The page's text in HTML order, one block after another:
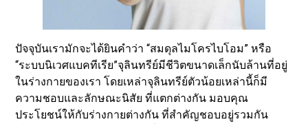
ปัจจุบันเรามักจะได้ยินคำว่า “สมดุลไมโครไบโอม” หรือ
“ระบบนิเวศแบคทีเรีย”จุลินทรีย์มีชีวิตขนาดเล็กนับล้านที่อยู่
ในร่างกายของเรา โดยเหล่าจุลินทรีย์ตัวน้อยเหล่านี้ก็มี
ความชอบและลักษณะนิสัย ที่แตกต่างกัน มอบคุณ
ประโยชน์ให้กับร่างกายต่างกัน ที่สำคัญชอบอยู่รวมกัน